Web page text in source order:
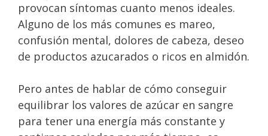
provocan síntomas cuanto menos ideales.
Alguno de los más comunes es mareo,
confusión mental, dolores de cabeza, deseo
de productos azucarados o ricos en almidón.
Pero antes de hablar de cómo conseguir
equilibrar los valores de azúcar en sangre
para tener una energía más constante y